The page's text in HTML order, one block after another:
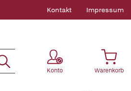
Kontakt Impressum
Konto Warenkorb